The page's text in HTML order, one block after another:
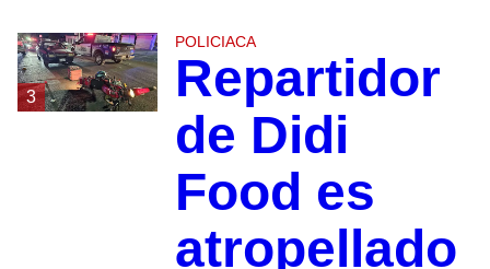
3
POLICIACA
Repartidor
de Didi
Food es
atropellado